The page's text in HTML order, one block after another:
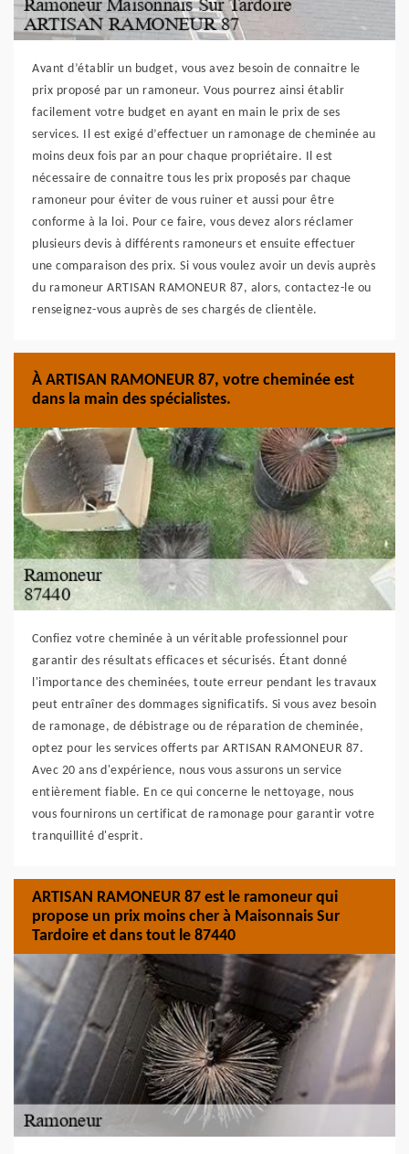
Avant d’établir un budget, vous avez besoin de connaitre le
prix proposé par un ramoneur. Vous pourrez ainsi établir
facilement votre budget en ayant en main le prix de ses
services. Il est exigé d’effectuer un ramonage de cheminée au
moins deux fois par an pour chaque propriétaire. Il est
nécessaire de connaitre tous les prix proposés par chaque
ramoneur pour éviter de vous ruiner et aussi pour être
conforme à la loi. Pour ce faire, vous devez alors réclamer
plusieurs devis à différents ramoneurs et ensuite effectuer
une comparaison des prix. Si vous voulez avoir un devis auprès
du ramoneur ARTISAN RAMONEUR 87, alors, contactez-le ou
renseignez-vous auprès de ses chargés de clientèle.
À ARTISAN RAMONEUR 87, votre cheminée est
dans la main des spécialistes.
Confiez votre cheminée à un véritable professionnel pour
garantir des résultats efficaces et sécurisés. Étant donné
l'importance des cheminées, toute erreur pendant les travaux
peut entraîner des dommages significatifs. Si vous avez besoin
de ramonage, de débistrage ou de réparation de cheminée,
optez pour les services offerts par ARTISAN RAMONEUR 87.
Avec 20 ans d'expérience, nous vous assurons un service
entièrement fiable. En ce qui concerne le nettoyage, nous
vous fournirons un certificat de ramonage pour garantir votre
tranquillité d'esprit.
ARTISAN RAMONEUR 87 est le ramoneur qui
propose un prix moins cher à Maisonnais Sur
Tardoire et dans tout le 87440